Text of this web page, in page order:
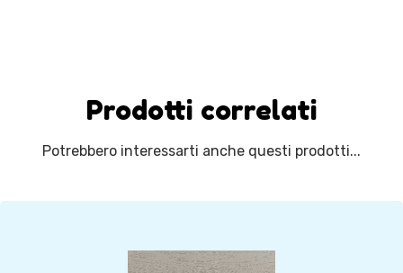
Prodotti correlati
Potrebbero interessarti anche questi prodotti...